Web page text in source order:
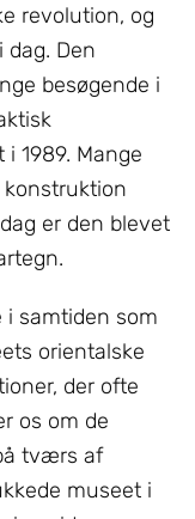
revolution, og
dag. Den
besøgende i
1989. Mange
er den blevet
i samtiden som
orientalske
der ofte
os om de
tværs af
museet i